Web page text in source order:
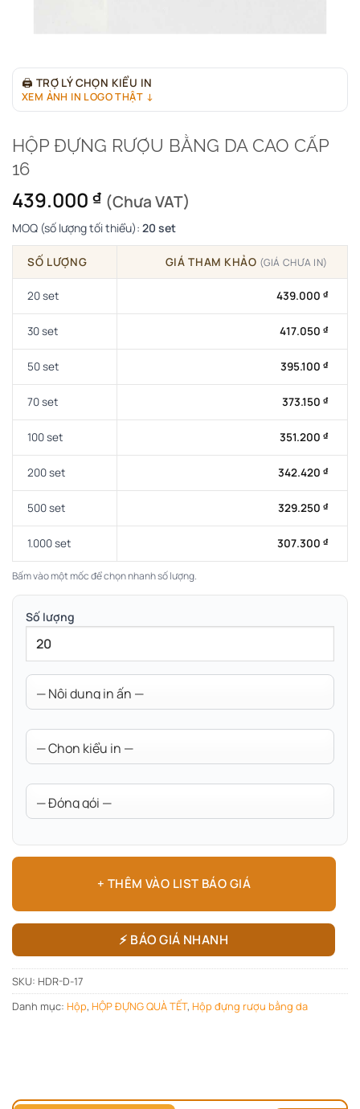
🖨 TRỢ LÝ CHỌN KIỂU IN
XEM ẢNH IN LOGO THẬT ↓
HỘP ĐỰNG RƯỢU BẰNG DA CAO CẤP
16
439.000 ₫ (Chưa VAT)
MOQ (số lượng tối thiểu): 20 set
SỐ LƯỢNG GIÁ THAM KHẢO (GIÁ CHƯA IN)
20 set 439.000 ₫
30 set 417.050 ₫
50 set 395.100 ₫
70 set 373.150 ₫
100 set 351.200 ₫
200 set 342.420 ₫
500 set 329.250 ₫
1.000 set 307.300 ₫
Bấm vào một mốc để chọn nhanh số lượng.
Số lượng
+ THÊM VÀO LIST BÁO GIÁ
⚡ BÁO GIÁ NHANH
SKU: HDR-D-17
Danh mục: Hộp, HỘP ĐỰNG QUÀ TẾT, Hộp đựng rượu bằng da